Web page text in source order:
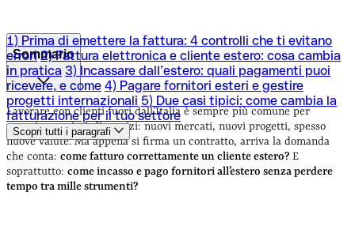
1) Prima di emettere la fattura: 4 controlli che ti evitano
errori 2) Fattura elettronica e cliente estero: cosa cambia
in pratica 3) Incassare dall’estero: quali pagamenti puoi
ricevere, e come 4) Pagare fornitori esteri e gestire
progetti internazionali 5) Due casi tipici: come cambia la
fatturazione per il tuo settore
Scopri tutti i paragrafi
Sommario
1) Prima di emettere la fattura: 4 controlli che ti evitano
errori 2) Fattura elettronica e cliente estero: cosa cambia
in pratica 3) Incassare dall’estero: quali pagamenti puoi
ricevere, e come 4) Pagare fornitori esteri e gestire
progetti internazionali 5) Due casi tipici: come cambia la
fatturazione per il tuo settore
Lavorare con clienti fuori dall’Italia è sempre più comune per
agenzie e società di servizi: nuovi mercati, nuovi progetti, spesso
nuove valute. Ma appena si firma un contratto, arriva la domanda
che conta: come fatturo correttamente un cliente estero? E
soprattutto: come incasso e pago fornitori all’estero senza perdere
tempo tra mille strumenti?